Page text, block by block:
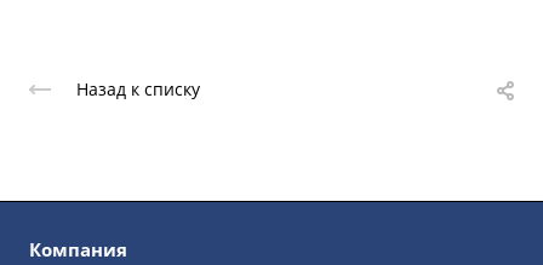
Назад к списку
Компания